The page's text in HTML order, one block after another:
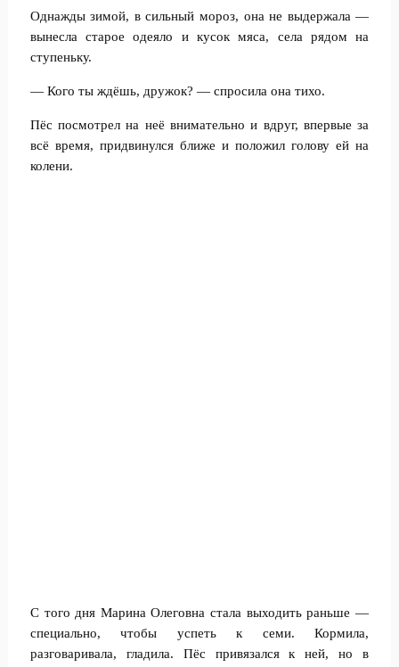
Однажды зимой, в сильный мороз, она не выдержала —
вынесла старое одеяло и кусок мяса, села рядом на
ступеньку.
— Кого ты ждёшь, дружок? — спросила она тихо.
Пёс посмотрел на неё внимательно и вдруг, впервые за
всё время, придвинулся ближе и положил голову ей на
колени.
С того дня Марина Олеговна стала выходить раньше —
специально, чтобы успеть к семи. Кормила,
разговаривала, гладила. Пёс привязался к ней, но в